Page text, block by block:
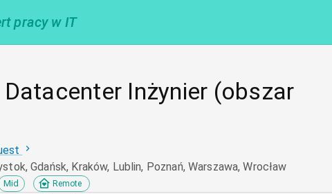
pracy w IT
Datacenter Inżynier (obszar
Gdańsk, Kraków, Lublin, Poznań, Warszawa, Wrocław
Mid Remote